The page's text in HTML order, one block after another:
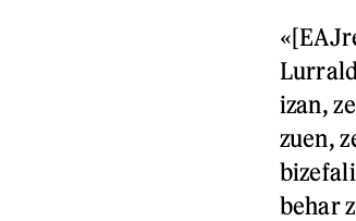
izan,
zuen,
behar